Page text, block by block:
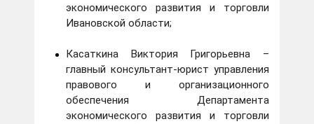
экономического развития и торговли
Ивановской области;
Касаткина Виктория Григорьевна –
главный консультант-юрист управления
правового и организационного
обеспечения Департамента
экономического развития и торговли